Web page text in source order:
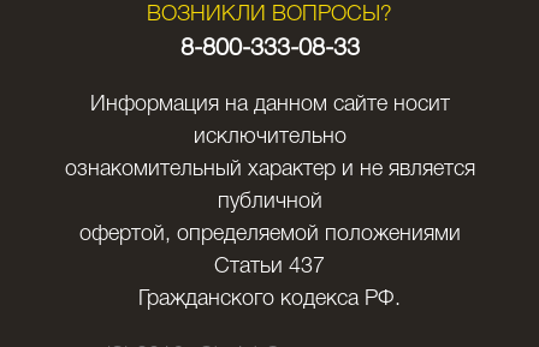
ВОЗНИКЛИ ВОПРОСЫ?
8-800-333-08-33
Информация на данном сайте носит
исключительно
ознакомительный характер и не является
публичной
офертой, определяемой положениями
Статьи 437
Гражданского кодекса РФ.